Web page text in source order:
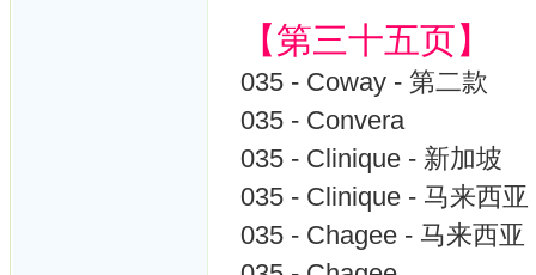
【第三十五页】
035 - Coway - 第二款
035 - Convera
035 - Clinique - 新加坡
035 - Clinique - 马来西亚
035 - Chagee - 马来西亚